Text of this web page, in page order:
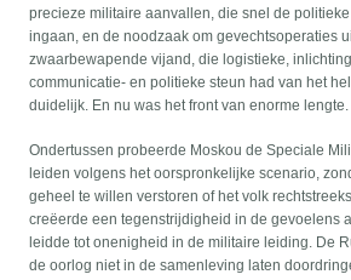
precieze militaire aanvallen, die snel de
ingaan, en de noodzaak om gevechtsoperaties
zwaarbewapende vijand, die logistieke,
communicatie- en politieke steun had van het
duidelijk. En nu was het front van enorme lengte.
Ondertussen probeerde Moskou de Speciale
leiden volgens het oorspronkelijke scenario,
geheel te willen verstoren of het volk
creëerde een tegenstrijdigheid in de gevoelens
leidde tot onenigheid in de militaire leiding. De
de oorlog niet in de samenleving laten